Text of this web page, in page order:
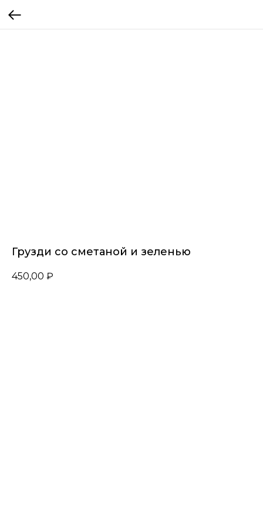
Грузди со сметаной и зеленью
450,00 ₽